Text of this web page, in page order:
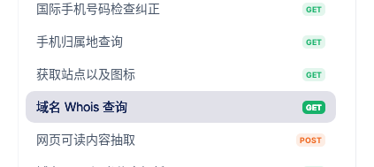
国际手机号码检查纠正 GET
手机归属地查询 GET
获取站点以及图标 GET
域名 Whois 查询 GET
网页可读内容抽取 POST